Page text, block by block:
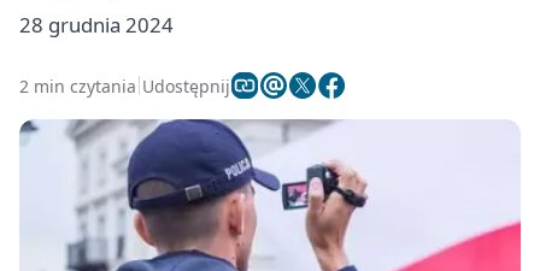
28 grudnia 2024
2 min czytania Udostępnij